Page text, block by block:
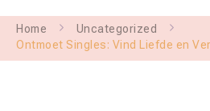
Home
Uncategorized
Ontmoet Singles: Vind Liefde en